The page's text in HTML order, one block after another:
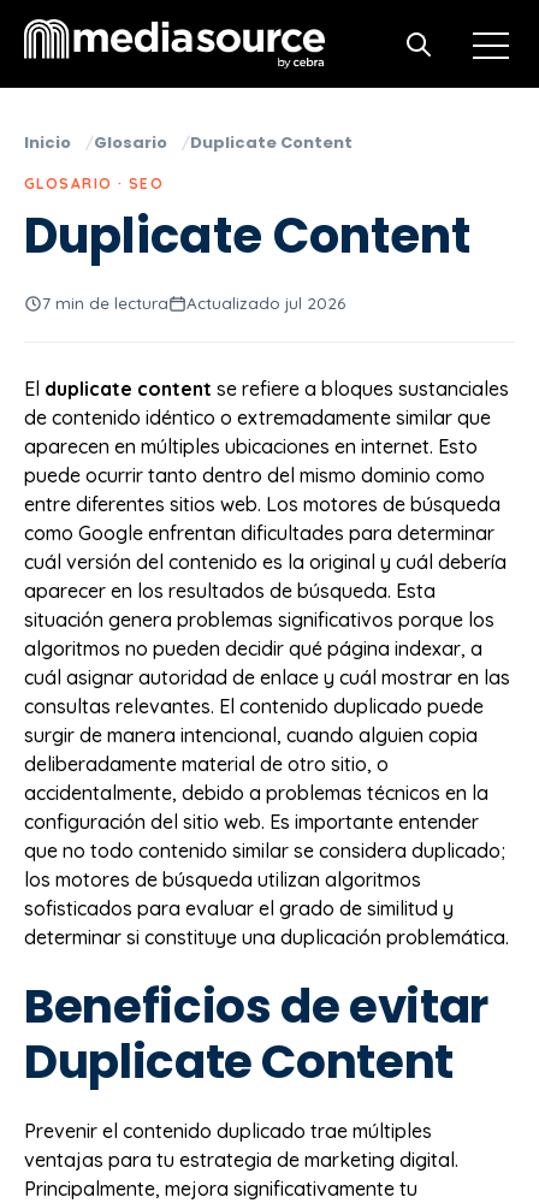
Open
Open search
Inicio Glosario Duplicate Content
GLOSARIO · SEO
Duplicate Content
7 min de lectura Actualizado jul 2026
El duplicate content se refiere a bloques sustanciales
de contenido idéntico o extremadamente similar que
aparecen en múltiples ubicaciones en internet. Esto
puede ocurrir tanto dentro del mismo dominio como
entre diferentes sitios web. Los motores de búsqueda
como Google enfrentan dificultades para determinar
cuál versión del contenido es la original y cuál debería
aparecer en los resultados de búsqueda. Esta
situación genera problemas significativos porque los
algoritmos no pueden decidir qué página indexar, a
cuál asignar autoridad de enlace y cuál mostrar en las
consultas relevantes. El contenido duplicado puede
surgir de manera intencional, cuando alguien copia
deliberadamente material de otro sitio, o
accidentalmente, debido a problemas técnicos en la
configuración del sitio web. Es importante entender
que no todo contenido similar se considera duplicado;
los motores de búsqueda utilizan algoritmos
sofisticados para evaluar el grado de similitud y
determinar si constituye una duplicación problemática.
Beneficios de evitar
Duplicate Content
Prevenir el contenido duplicado trae múltiples
ventajas para tu estrategia de marketing digital.
Principalmente, mejora significativamente tu